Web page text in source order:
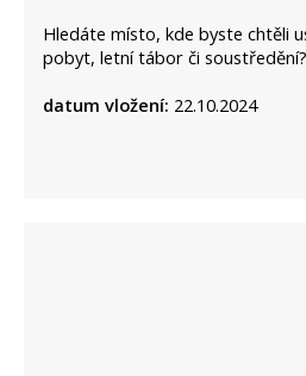
Hledáte místo, kde byste chtěli
pobyt, letní tábor či
datum vložení: 22.10.2024